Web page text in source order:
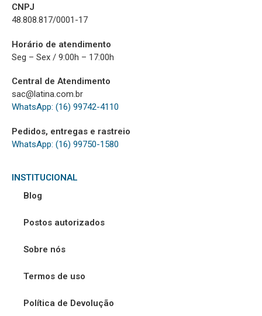
CNPJ
48.808.817/0001-17
Horário de atendimento
Seg – Sex / 9:00h – 17:00h
Central de Atendimento
sac@latina.com.br
WhatsApp: (16) 99742-4110
Pedidos, entregas e rastreio
WhatsApp: (16) 99750-1580
INSTITUCIONAL
Blog
Postos autorizados
Sobre nós
Termos de uso
Política de Devolução